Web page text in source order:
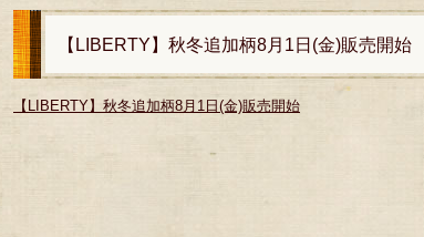
【LIBERTY】秋冬追加柄8月1日(金)販売開始
【LIBERTY】秋冬追加柄8月1日(金)販売開始